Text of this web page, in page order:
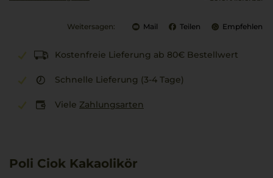
Weitersagen: Mail Teilen Empfehlen
Kostenfreie Lieferung ab 80€ Bestellwert
Schnelle Lieferung (3-4 Tage)
Viele Zahlungsarten
Poli Ciok Kakaolikör